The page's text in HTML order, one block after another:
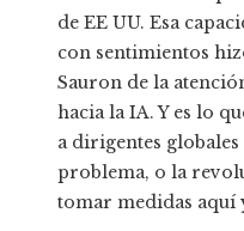
de EE UU. Esa
con sentimientos
Sauron de la
hacia la IA. Y es lo
a dirigentes globales
problema, o la
tomar medidas aquí